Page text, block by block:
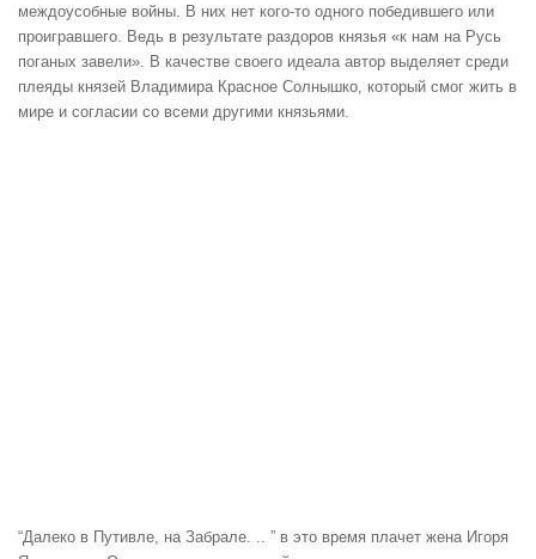
междоусобные войны. В них нет кого-то одного победившего или
проигравшего. Ведь в результате раздоров князья «к нам на Русь
поганых завели». В качестве своего идеала автор выделяет среди
плеяды князей Владимира Красное Солнышко, который смог жить в
мире и согласии со всеми другими князьями.
“Далеко в Путивле, на Забрале. .. ” в это время плачет жена Игоря